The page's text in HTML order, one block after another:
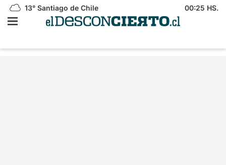
13° Santiago de Chile 00:25 HS.